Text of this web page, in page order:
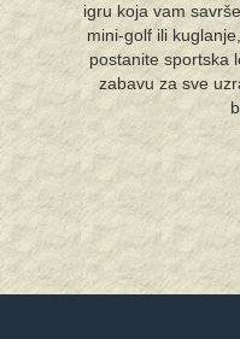
igru koja vam
mini-golf ili
postanite sportska
zabavu za sve